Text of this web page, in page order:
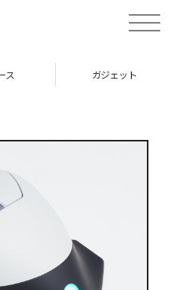
toggle
ス ガジェット